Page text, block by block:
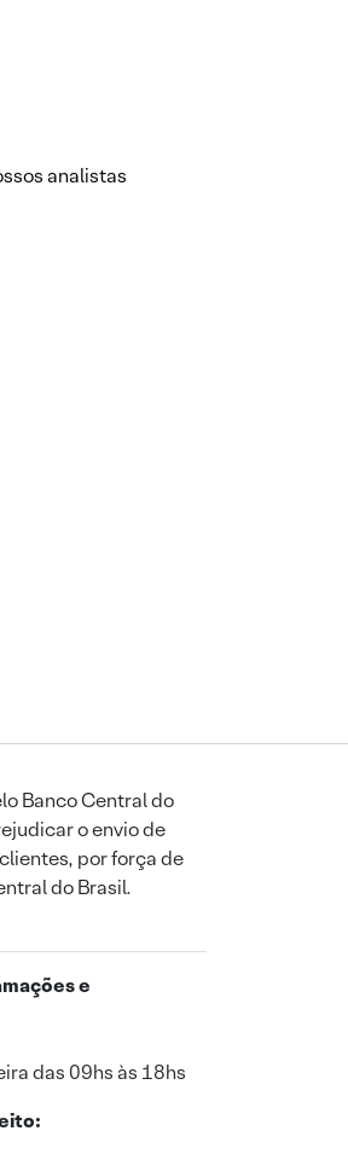
analistas
Banco Central do
o envio de
por força de
do Brasil.
e
das 09hs às 18hs